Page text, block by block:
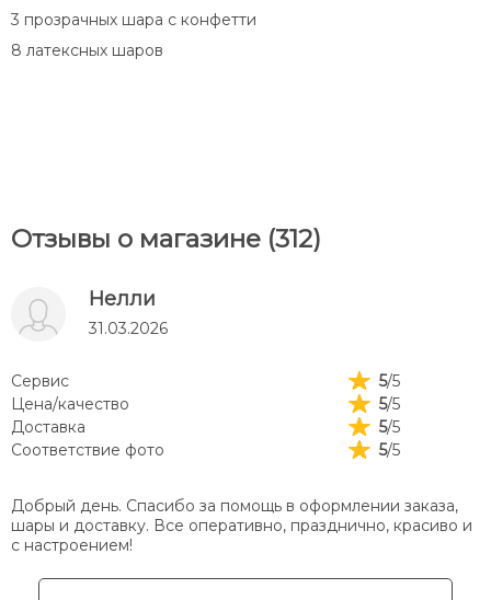
3 прозрачных шара с конфетти
8 латексных шаров
Отзывы о магазине (312)
Нелли
31.03.2026
Сервис 5/5
Цена/качество
5/5
Доставка
5/5
Соответствие фото
5/5
Добрый день. Спасибо за помощь в оформлении заказа,
шары и доставку. Все оперативно, празднично, красиво и
с настроением!